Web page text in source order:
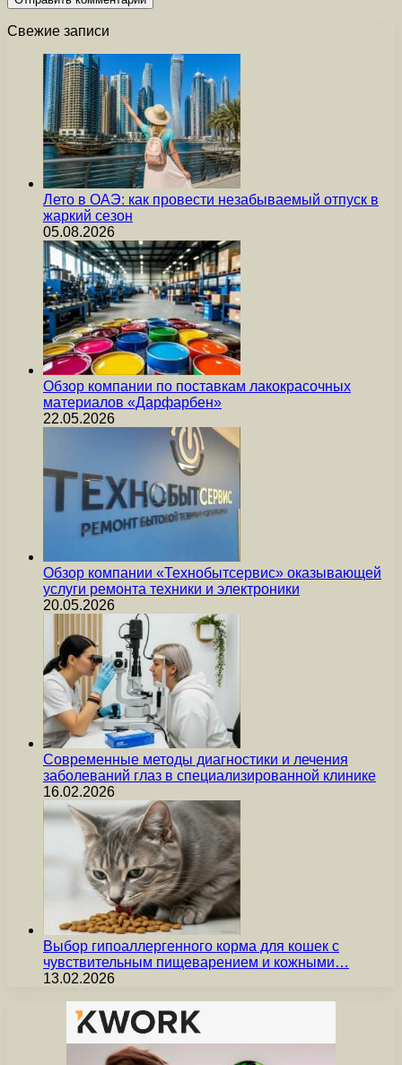
Свежие записи
Лето в ОАЭ: как провести незабываемый отпуск в
жаркий сезон
05.08.2026
Обзор компании по поставкам лакокрасочных
материалов «Дарфарбен»
22.05.2026
Обзор компании «Технобытсервис» оказывающей
услуги ремонта техники и электроники
20.05.2026
Современные методы диагностики и лечения
заболеваний глаз в специализированной клинике
16.02.2026
Выбор гипоаллергенного корма для кошек с
чувствительным пищеварением и кожными…
13.02.2026